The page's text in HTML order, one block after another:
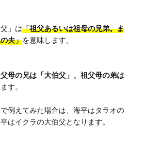
」は「祖父あるいは祖母の兄弟。ま
夫」を意味します。
母の兄は「大伯父」、祖父母の弟は
す。
例えてみた場合は、海平はタラオの
はイクラの大伯父となります。